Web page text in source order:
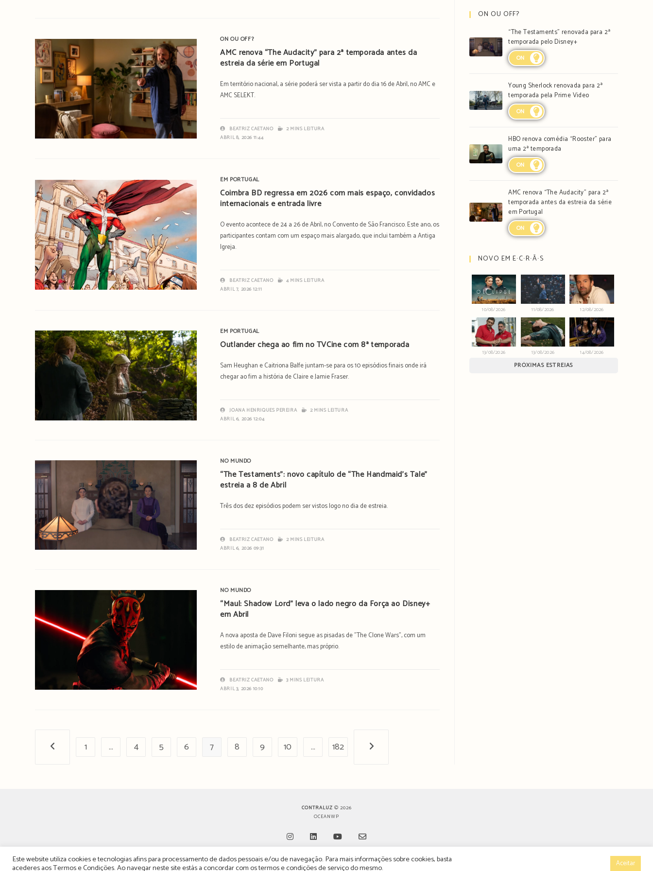
ON OU OFF?
AMC renova “The Audacity” para 2ª temporada antes da
estreia da série em Portugal
Em território nacional, a série poderá ser vista a partir do dia 16 de Abril, no AMC e
AMC SELEKT.
BEATRIZ CAETANO
2 MINS LEITURA
ABRIL 8, 2026 11:44
EM PORTUGAL
Coimbra BD regressa em 2026 com mais espaço, convidados
internacionais e entrada livre
O evento acontece de 24 a 26 de Abril, no Convento de São Francisco. Este ano, os
participantes contam com um espaço mais alargado, que inclui também a Antiga
Igreja.
BEATRIZ CAETANO
4 MINS LEITURA
ABRIL 7, 2026 12:11
EM PORTUGAL
Outlander chega ao fim no TVCine com 8ª temporada
Sam Heughan e Caitriona Balfe juntam-se para os 10 episódios finais onde irá
chegar ao fim a história de Claire e Jamie Fraser.
JOANA HENRIQUES PEREIRA
2 MINS LEITURA
ABRIL 6, 2026 12:04
NO MUNDO
“The Testaments”: novo capítulo de “The Handmaid’s Tale”
estreia a 8 de Abril
Três dos dez episódios podem ser vistos logo no dia de estreia.
BEATRIZ CAETANO
2 MINS LEITURA
ABRIL 6, 2026 09:31
NO MUNDO
“Maul: Shadow Lord” leva o lado negro da Força ao Disney+
em Abril
A nova aposta de Dave Filoni segue as pisadas de "The Clone Wars", com um
estilo de animação semelhante, mas próprio.
BEATRIZ CAETANO
3 MINS LEITURA
ABRIL 3, 2026 10:10
Página anterior
1 … 4 5 6 7 8 9 10 … 182 Próxima página
ON OU OFF?
“The Testaments” renovada para 2ª
temporada pelo Disney+
ON
Young Sherlock renovada para 2ª
temporada pela Prime Video
ON
HBO renova comédia “Rooster” para
uma 2ª temporada
ON
AMC renova “The Audacity” para 2ª
temporada antes da estreia da série
em Portugal
ON
NOVO EM E∙C∙R∙Ã∙S
10/08/2026 11/08/2026 12/08/2026
13/08/2026 13/08/2026 14/08/2026
PRÓXIMAS ESTREIAS
CONTRALUZ © 2026
OCEANWP
Opens Opens Opens Opens
Este website utiliza cookies e tecnologias afins para processamento de dados pessoais e/ou de navegação. Para mais informações sobre cookies, basta
acederes aosTermos e Condições. Ao navegar neste site estás a concordar com os termos e condições de serviço do mesmo. Aceitar